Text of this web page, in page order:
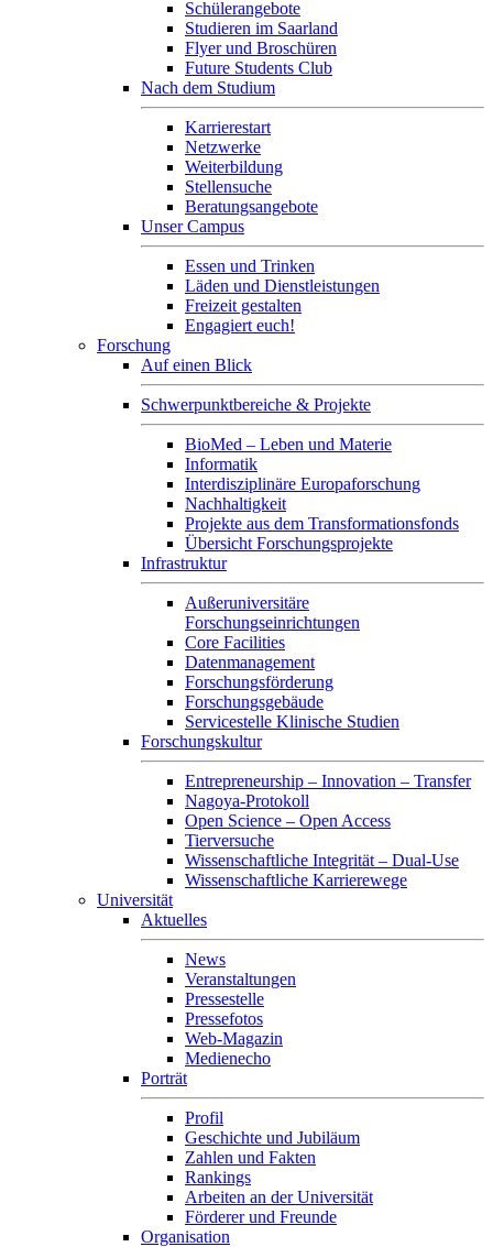
Schülerangebote
Studieren im Saarland
Flyer und Broschüren
Future Students Club
Nach dem Studium
Karrierestart
Netzwerke
Weiterbildung
Stellensuche
Beratungsangebote
Unser Campus
Essen und Trinken
Läden und Dienstleistungen
Freizeit gestalten
Engagiert euch!
Forschung
Auf einen Blick
Schwerpunktbereiche & Projekte
BioMed – Leben und Materie
Informatik
Interdisziplinäre Europaforschung
Nachhaltigkeit
Projekte aus dem Transformationsfonds
Übersicht Forschungsprojekte
Infrastruktur
Außeruniversitäre
Forschungseinrichtungen
Core Facilities
Datenmanagement
Forschungsförderung
Forschungsgebäude
Servicestelle Klinische Studien
Forschungskultur
Entrepreneurship – Innovation – Transfer
Nagoya-Protokoll
Open Science – Open Access
Tierversuche
Wissenschaftliche Integrität – Dual-Use
Wissenschaftliche Karrierewege
Universität
Aktuelles
News
Veranstaltungen
Pressestelle
Pressefotos
Web-Magazin
Medienecho
Porträt
Profil
Geschichte und Jubiläum
Zahlen und Fakten
Rankings
Arbeiten an der Universität
Förderer und Freunde
Organisation